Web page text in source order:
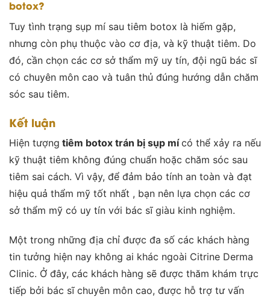
botox?
Tuy tình trạng sụp mí sau tiêm botox là hiếm gặp,
nhưng còn phụ thuộc vào cơ địa, và kỹ thuật tiêm. Do
đó, cần chọn các cơ sở thẩm mỹ uy tín, đội ngũ bác sĩ
có chuyên môn cao và tuân thủ đúng hướng dẫn chăm
sóc sau tiêm.
Kết luận
Hiện tượng tiêm botox trán bị sụp mícó thể xảy ra nếu
kỹ thuật tiêm không đúng chuẩn hoặc chăm sóc sau
tiêm sai cách. Vì vậy, để đảm bảo tính an toàn và đạt
hiệu quả thẩm mỹ tốt nhất , bạn nên lựa chọn các cơ
sở thẩm mỹ có uy tín với bác sĩ giàu kinh nghiệm.
Một trong những địa chỉ được đa số các khách hàng
tin tưởng hiện nay không ai khác ngoài Citrine Derma
Clinic. Ở đây, các khách hàng sẽ được thăm khám trực
tiếp bởi bác sĩ chuyên môn cao, được hỗ trợ tư vấn